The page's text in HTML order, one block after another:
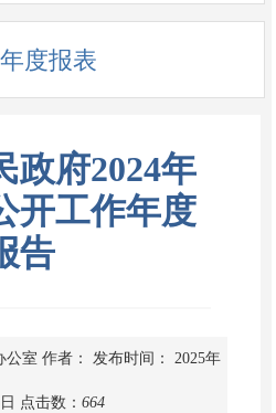
度报表
政府2024年
开工作年度
告
公室 作者： 发布时间： 2025年
点击数： 664